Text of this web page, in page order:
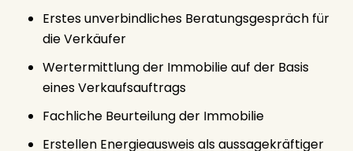
Erstes unverbindliches Beratungsgespräch für
die Verkäufer
Wertermittlung der Immobilie auf der Basis
eines Verkaufsauftrags
Fachliche Beurteilung der Immobilie
Erstellen Energieausweis als aussagekräftiger